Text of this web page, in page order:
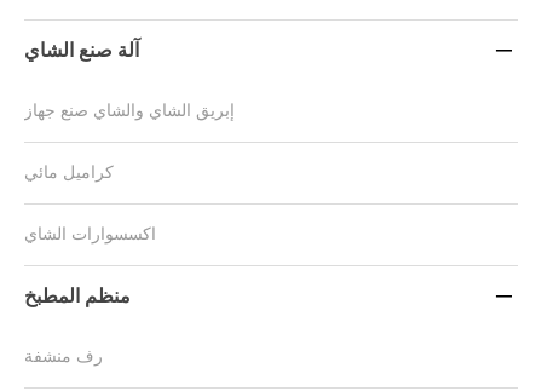
آلة صنع الشاي 
إبريق الشاي والشاي صنع جهاز
كراميل مائي
اكسسوارات الشاي
منظم المطبخ 
رف منشفة